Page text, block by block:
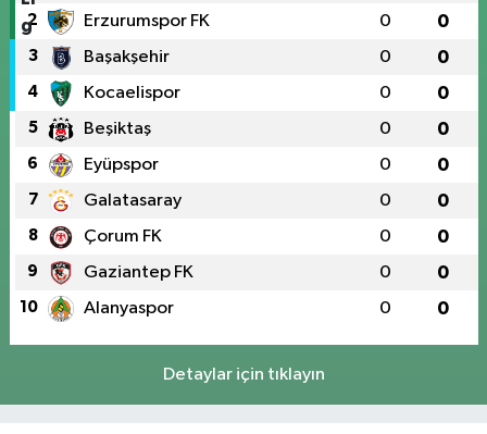
2 Erzurumspor FK 0 0
3 Başakşehir 0 0
4 Kocaelispor 0 0
5 Beşiktaş 0 0
6 Eyüpspor 0 0
7 Galatasaray 0 0
8 Çorum FK 0 0
9 Gaziantep FK 0 0
10 Alanyaspor 0 0
Detaylar için tıklayın